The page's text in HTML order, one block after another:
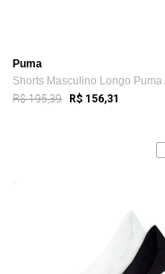
Puma
R$ 195,39 R$ 156,31